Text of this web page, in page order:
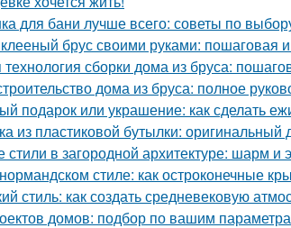
для бани лучше всего: советы по
клееный брус своими руками: пошаговая
сборки дома из бруса:
дома из бруса: полное
подарок или украшение: как сделать
из пластиковой бутылки: оригинальный
стили в загородной архитектуре: шарм и
стиле: как остроконечные
стиль: как создать средневековую
домов: подбор по вашим